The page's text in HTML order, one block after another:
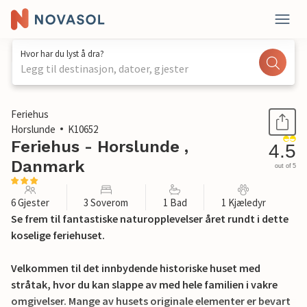
Hvor har du lyst å dra?
Legg til destinasjon, datoer, gjester
1 / 16
Feriehus
Horslunde
K10652
Feriehus - Horslunde ,
Danmark
4.5
out of 5
6 Gjester 3 Soverom 1 Bad 1 Kjæledyr
Se frem til fantastiske naturopplevelser året rundt i dette
koselige feriehuset.
Velkommen til det innbydende historiske huset med
stråtak, hvor du kan slappe av med hele familien i vakre
omgivelser. Mange av husets originale elementer er bevart